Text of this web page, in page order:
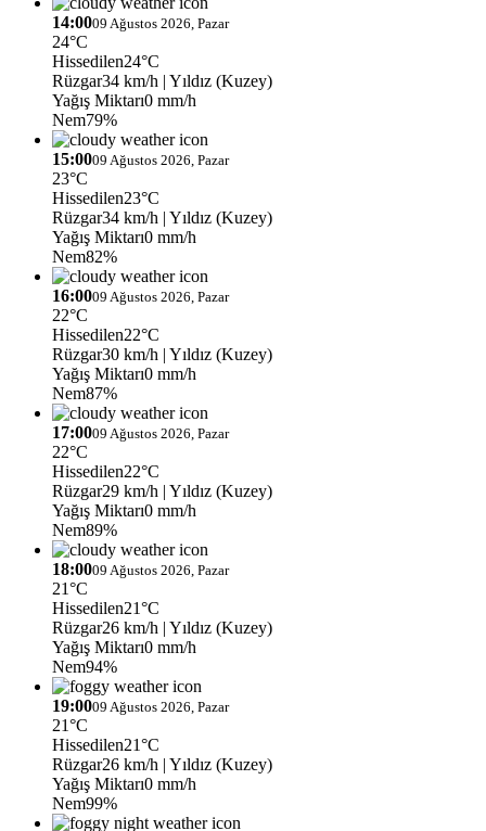
14:0009 Ağustos 2026, Pazar
24°C
Hissedilen24°C
Rüzgar34 km/h | Yıldız (Kuzey)
Yağış Miktarı0 mm/h
Nem79%
15:0009 Ağustos 2026, Pazar
23°C
Hissedilen23°C
Rüzgar34 km/h | Yıldız (Kuzey)
Yağış Miktarı0 mm/h
Nem82%
16:0009 Ağustos 2026, Pazar
22°C
Hissedilen22°C
Rüzgar30 km/h | Yıldız (Kuzey)
Yağış Miktarı0 mm/h
Nem87%
17:0009 Ağustos 2026, Pazar
22°C
Hissedilen22°C
Rüzgar29 km/h | Yıldız (Kuzey)
Yağış Miktarı0 mm/h
Nem89%
18:0009 Ağustos 2026, Pazar
21°C
Hissedilen21°C
Rüzgar26 km/h | Yıldız (Kuzey)
Yağış Miktarı0 mm/h
Nem94%
19:0009 Ağustos 2026, Pazar
21°C
Hissedilen21°C
Rüzgar26 km/h | Yıldız (Kuzey)
Yağış Miktarı0 mm/h
Nem99%